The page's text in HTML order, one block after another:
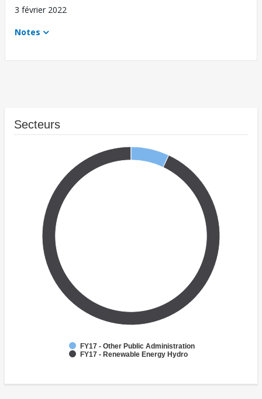
3 février 2022
Notes
Secteurs
FY17 - Other Public Administration
FY17 - Renewable Energy Hydro